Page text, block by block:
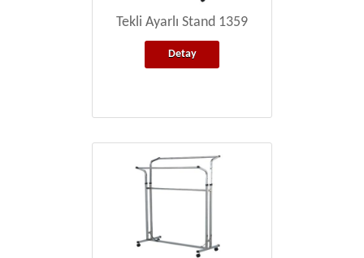
Tekli Ayarlı Stand 1359
Detay